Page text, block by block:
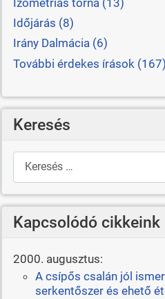
Időjárás (8)
Irány Dalmácia (6)
További érdekes írások (167)
Keresés
Keresés
Kapcsolódó cikkeink
2000. augusztus:
A csípős csalán jól
serkentőszer és ehető